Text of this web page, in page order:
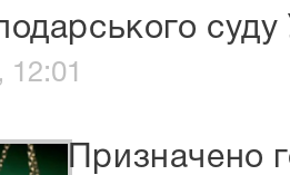
суду
12:01
Призначено